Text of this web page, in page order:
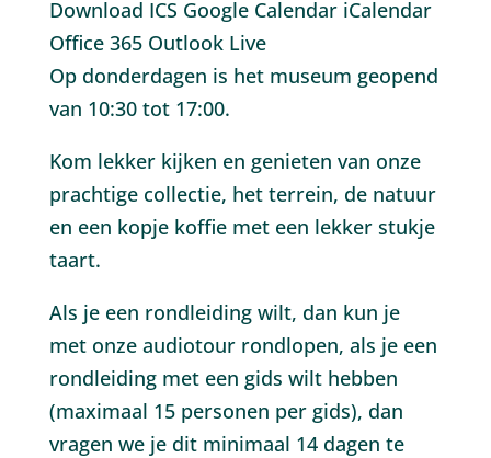
Download ICS Google Calendar iCalendar
Office 365 Outlook Live
Op donderdagen is het museum geopend
van 10:30 tot 17:00.
Kom lekker kijken en genieten van onze
prachtige collectie, het terrein, de natuur
en een kopje koffie met een lekker stukje
taart.
Als je een rondleiding wilt, dan kun je
met onze audiotour rondlopen, als je een
rondleiding met een gids wilt hebben
(maximaal 15 personen per gids), dan
vragen we je dit minimaal 14 dagen te